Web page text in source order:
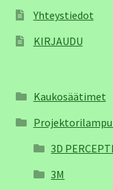
Yhteystiedot
KIRJAUDU
Kaukosäätimet
3D
3M